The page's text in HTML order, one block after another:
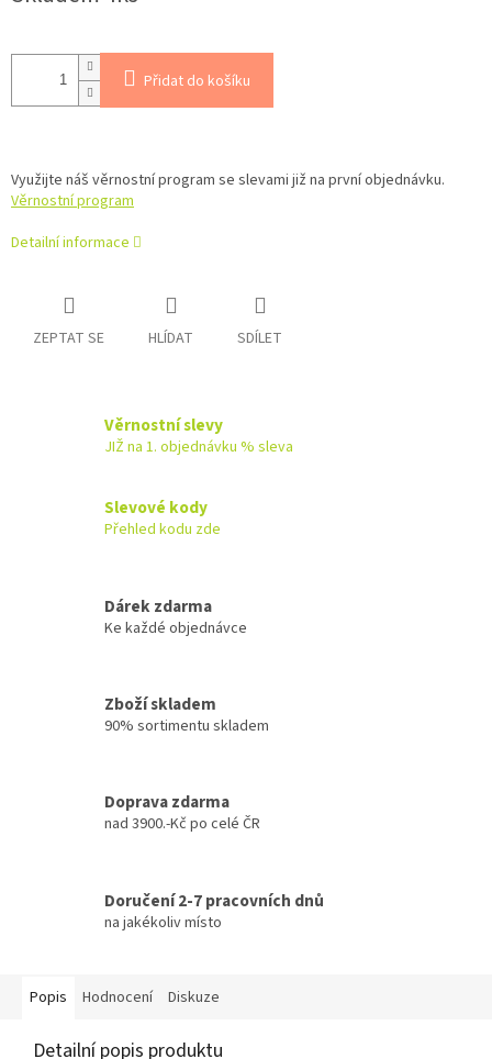
Přidat do košíku
Využijte náš věrnostní program se slevami již na první objednávku.
Věrnostní program
Detailní informace
ZEPTAT SE HLÍDAT SDÍLET
Věrnostní slevy
JIŽ na 1. objednávku % sleva
Slevové kody
Přehled kodu zde
Dárek zdarma
Ke každé objednávce
Zboží skladem
90% sortimentu skladem
Doprava zdarma
nad 3900.-Kč po celé ČR
Doručení 2-7 pracovních dnů
na jakékoliv místo
Popis Hodnocení Diskuze
Detailní popis produktu